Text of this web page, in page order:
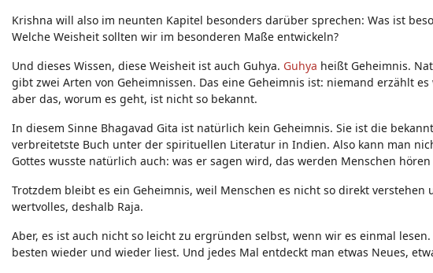
Krishna will also im neunten Kapitel besonders darüber sprechen: Was ist
Welche Weisheit sollten wir im besonderen Maße entwickeln?
Und dieses Wissen, diese Weisheit ist auch Guhya. Guhya heißt Geheimnis.
gibt zwei Arten von Geheimnissen. Das eine Geheimnis ist: niemand erzählt
aber das, worum es geht, ist nicht so bekannt.
In diesem Sinne Bhagavad Gita ist natürlich kein Geheimnis. Sie ist die
verbreitetste Buch unter der spirituellen Literatur in Indien. Also kann man
Gottes wusste natürlich auch: was er sagen wird, das werden Menschen
Trotzdem bleibt es ein Geheimnis, weil Menschen es nicht so direkt
wertvolles, deshalb Raja.
Aber, es ist auch nicht so leicht zu ergründen selbst, wenn wir es einmal
besten wieder und wieder liest. Und jedes Mal entdeckt man etwas Neues,